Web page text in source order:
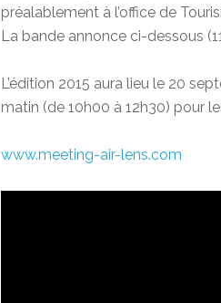
préalablement à l’office de
La bande annonce ci-dessous
L’édition 2015 aura lieu le 20
matin (de 10h00 à 12h30) pour
www.meeting-air-lens.com